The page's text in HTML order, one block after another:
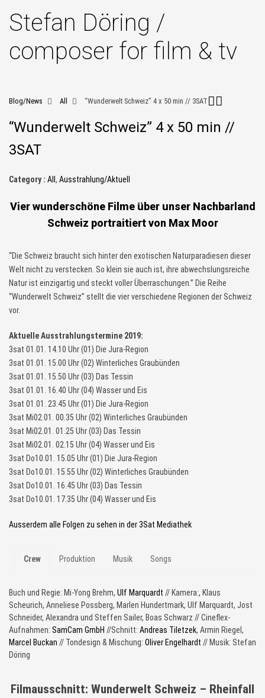
Stefan Döring /
composer for film & tv
Blog/News All “Wunderwelt Schweiz” 4 x 50 min // 3SAT
“Wunderwelt Schweiz” 4 x 50 min //
3SAT
Category : All , Ausstrahlung/Aktuell
Vier wunderschöne Filme über unser Nachbarland
Schweiz portraitiert von Max Moor
“Die Schweiz braucht sich hinter den exotischen Naturparadiesen dieser
Welt nicht zu verstecken. So klein sie auch ist, ihre abwechslungsreiche
Natur ist einzigartig und steckt voller Überraschungen.” Die Reihe
“Wunderwelt Schweiz” stellt die vier verschiedene Regionen der Schweiz
vor.
Aktuelle Ausstrahlungstermine 2019:
3sat 01.01. 14.10 Uhr (01) Die Jura-Region
3sat 01.01. 15.00 Uhr (02) Winterliches Graubünden
3sat 01.01. 15.50 Uhr (03) Das Tessin
3sat 01.01. 16.40 Uhr (04) Wasser und Eis
3sat 01.01. 23.45 Uhr (01) Die Jura-Region
3sat Mi02.01. 00.35 Uhr (02) Winterliches Graubünden
3sat Mi02.01. 01.25 Uhr (03) Das Tessin
3sat Mi02.01. 02.15 Uhr (04) Wasser und Eis
3sat Do10.01. 15.05 Uhr (01) Die Jura-Region
3sat Do10.01. 15.55 Uhr (02) Winterliches Graubünden
3sat Do10.01. 16.45 Uhr (03) Das Tessin
3sat Do10.01. 17.35 Uhr (04) Wasser und Eis
Ausserdem alle Folgen zu sehen in der 3Sat Mediathek
Crew Produktion Musik Songs
Buch und Regie: Mi-Yong Brehm, Ulf Marquardt // Kamera:, Klaus
Scheurich, Anneliese Possberg, Marlen Hundertmark, Ulf Marquardt, Jost
Schneider, Alexandra und Steffen Sailer, Boas Schwarz // Cineflex-
Aufnahmen: SamCam GmbH //Schnitt: Andreas Tiletzek, Armin Riegel,
Marcel Buckan // Tondesign & Mischung: Oliver Engelhardt // Musik: Stefan
Döring
Filmausschnitt: Wunderwelt Schweiz – Rheinfall